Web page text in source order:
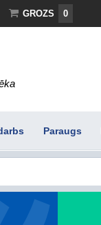
GROZS 0
Paraugs